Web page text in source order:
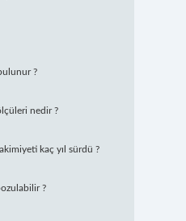
?
nedir ?
kaç yıl sürdü ?
?